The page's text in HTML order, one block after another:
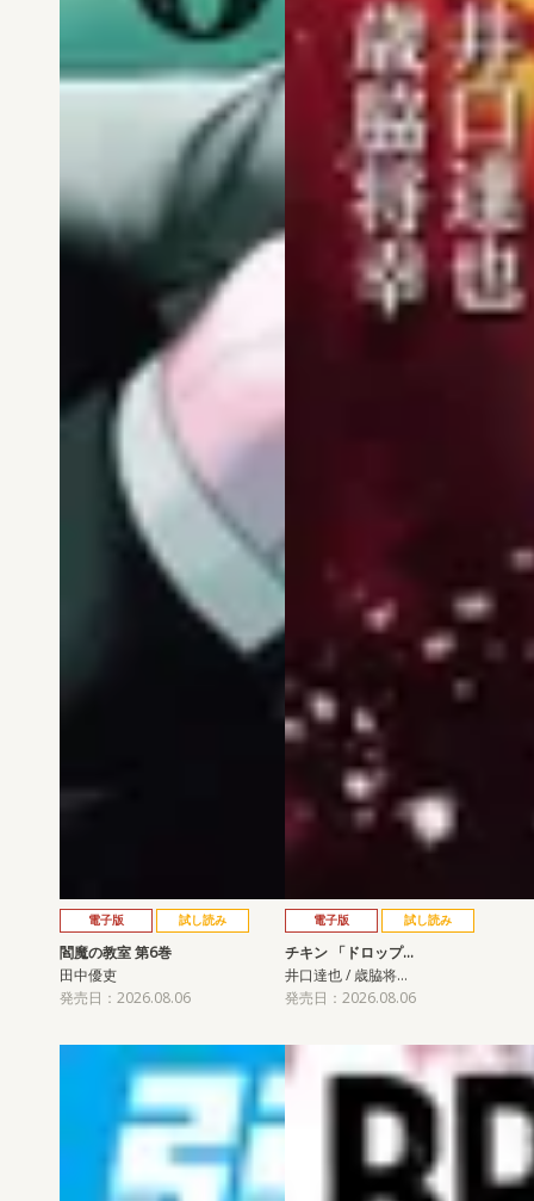
電子版 試し読み
閻魔の教室 第6巻
田中優吏
発売日：2026.08.06
電子版 試し読み
チキン 「ドロップ…
井口達也 / 歳脇将…
発売日：2026.08.06